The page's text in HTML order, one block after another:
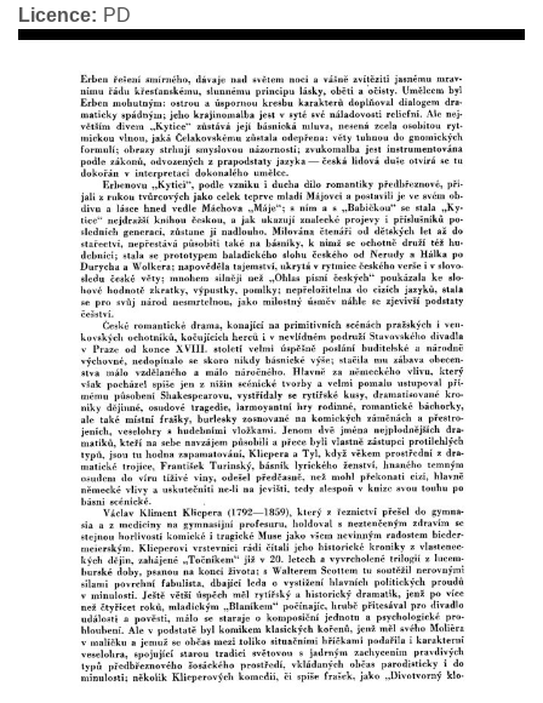
Licence
PD